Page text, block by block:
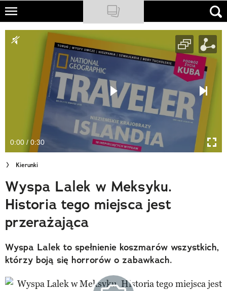
Skip
main
NATIONAL GEOGRAPHIC
TRAVELER
PODCASTY
Newsletter
Cuda Polski
Wielki Konkurs Fotograficzny
Trendbook Podróżniczy
Polecane
0:00 / 0:30
Kierunki
Wyspa Lalek w Meksyku.
Historia tego miejsca jest
przerażająca
Wyspa Lalek to spełnienie koszmarów wszystkich,
którzy boją się horrorów o zabawkach.